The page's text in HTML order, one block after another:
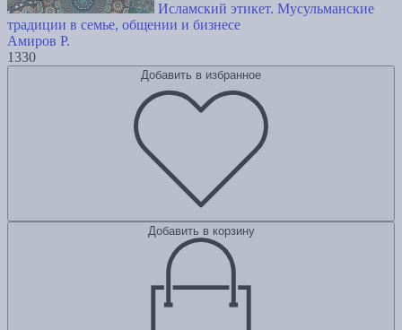
Исламский этикет. Мусульманские
традиции в семье, общении и бизнесе
Амиров Р.
1330
Добавить в избранное
Добавить в корзину